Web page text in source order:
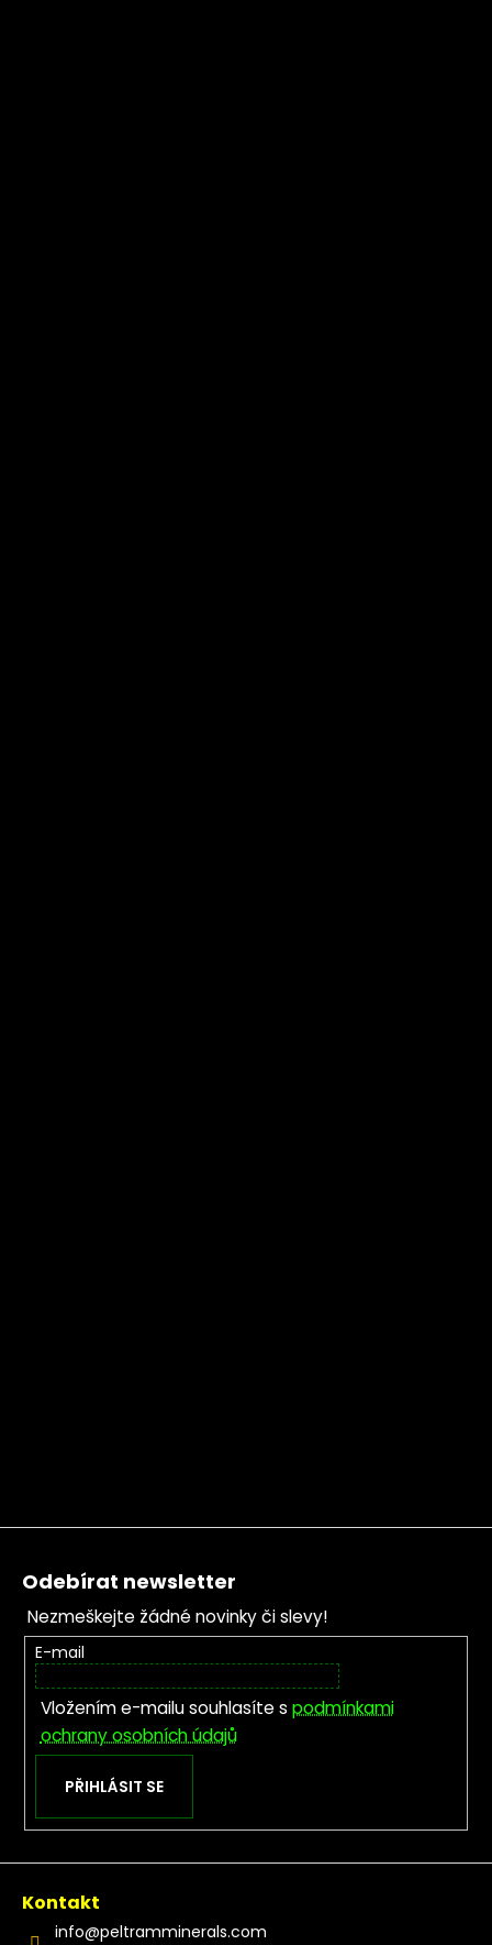
Zápatí
Odebírat newsletter
Nezmeškejte žádné novinky či slevy!
E-mail
Vložením e-mailu souhlasíte s podmínkami
ochrany osobních údajů
PŘIHLÁSIT SE
Kontakt
info@peltramminerals.com